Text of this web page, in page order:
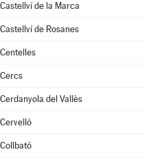
Castellví de la Marca
Castellví de Rosanes
Centelles
Cercs
Cerdanyola del Vallès
Cervelló
Collbató